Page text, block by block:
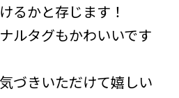
るかと存じます！
ルタグもかわいいです
づきいただけて嬉しい